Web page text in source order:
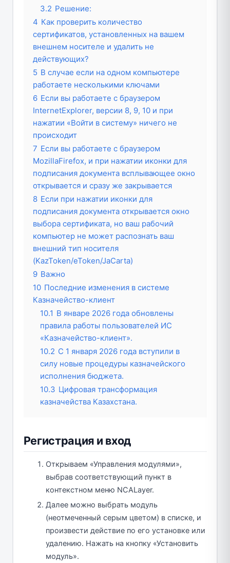
3.2 Решение:
4 Как проверить количество
сертификатов, установленных на вашем
внешнем носителе и удалить не
действующих?
5 В случае если на одном компьютере
работаете несколькими ключами
6 Если вы работаете с браузером
InternetExplorer, версии 8, 9, 10 и при
нажатии «Войти в систему» ничего не
происходит
7 Если вы работаете с браузером
MozillaFirefox, и при нажатии иконки для
подписания документа всплывающее окно
открывается и сразу же закрывается
8 Если при нажатии иконки для
подписания документа открывается окно
выбора сертификата, но ваш рабочий
компьютер не может распознать ваш
внешний тип носителя
(KazToken/eToken/JaCarta)
9 Важно
10 Последние изменения в системе
Казначейство-клиент
10.1 В январе 2026 года обновлены
правила работы пользователей ИС
«Казначейство-клиент».
10.2 С 1 января 2026 года вступили в
силу новые процедуры казначейского
исполнения бюджета.
10.3 Цифровая трансформация
казначейства Казахстана.
Регистрация и вход
Открываем «Управления модулями»,
выбрав соответствующий пункт в
контекстном меню NCALayer.
Далее можно выбрать модуль
(неотмеченный серым цветом) в списке, и
произвести действие по его установке или
удалению. Нажать на кнопку «Установить
модуль».